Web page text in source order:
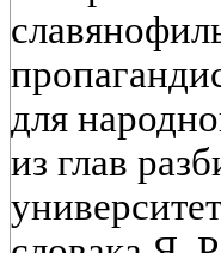
для
из глав